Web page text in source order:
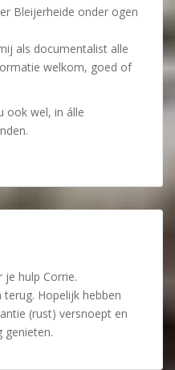
Bleijerheide onder ogen
als documentalist alle
welkom, goed of
ook wel, in álle
je hulp Corrie.
Hopelijk hebben
(rust) versnoept en
genieten.